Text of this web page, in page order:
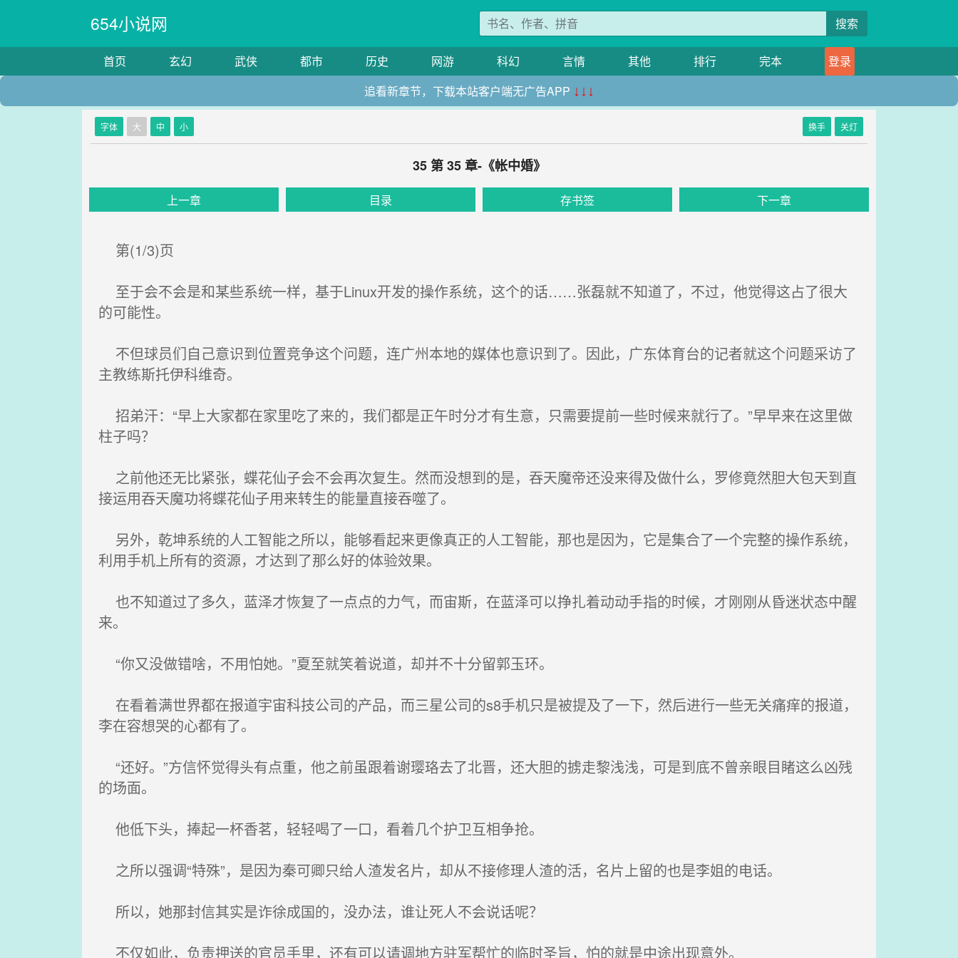
654小说网 搜索
首页 玄幻 武侠 都市 历史 网游 科幻 言情 其他 排行 完本
登录
追看新章节，下载本站客户端无广告APP ↓↓↓
字体 大 中 小 换手 关灯
35 第 35 章-《帐中婚》
上一章 目录 存书签 下一章
第(1/3)页
至于会不会是和某些系统一样，基于Linux开发的操作系统，这个的话……张磊就不知道了，不过，他觉得这占了很大
的可能性。
不但球员们自己意识到位置竞争这个问题，连广州本地的媒体也意识到了。因此，广东体育台的记者就这个问题采访了
主教练斯托伊科维奇。
招弟汗：“早上大家都在家里吃了来的，我们都是正午时分才有生意，只需要提前一些时候来就行了。”早早来在这里做
柱子吗？
之前他还无比紧张，蝶花仙子会不会再次复生。然而没想到的是，吞天魔帝还没来得及做什么，罗修竟然胆大包天到直
接运用吞天魔功将蝶花仙子用来转生的能量直接吞噬了。
另外，乾坤系统的人工智能之所以，能够看起来更像真正的人工智能，那也是因为，它是集合了一个完整的操作系统，
利用手机上所有的资源，才达到了那么好的体验效果。
也不知道过了多久，蓝泽才恢复了一点点的力气，而宙斯，在蓝泽可以挣扎着动动手指的时候，才刚刚从昏迷状态中醒
来。
“你又没做错啥，不用怕她。”夏至就笑着说道，却并不十分留郭玉环。
在看着满世界都在报道宇宙科技公司的产品，而三星公司的s8手机只是被提及了一下，然后进行一些无关痛痒的报道，
李在容想哭的心都有了。
“还好。”方信怀觉得头有点重，他之前虽跟着谢璎珞去了北晋，还大胆的掳走黎浅浅，可是到底不曾亲眼目睹这么凶残
的场面。
他低下头，捧起一杯香茗，轻轻喝了一口，看着几个护卫互相争抢。
之所以强调“特殊”，是因为秦可卿只给人渣发名片，却从不接修理人渣的活，名片上留的也是李姐的电话。
所以，她那封信其实是诈徐成国的，没办法，谁让死人不会说话呢？
不仅如此，负责押送的官员手里，还有可以请调地方驻军帮忙的临时圣旨，怕的就是中途出现意外。